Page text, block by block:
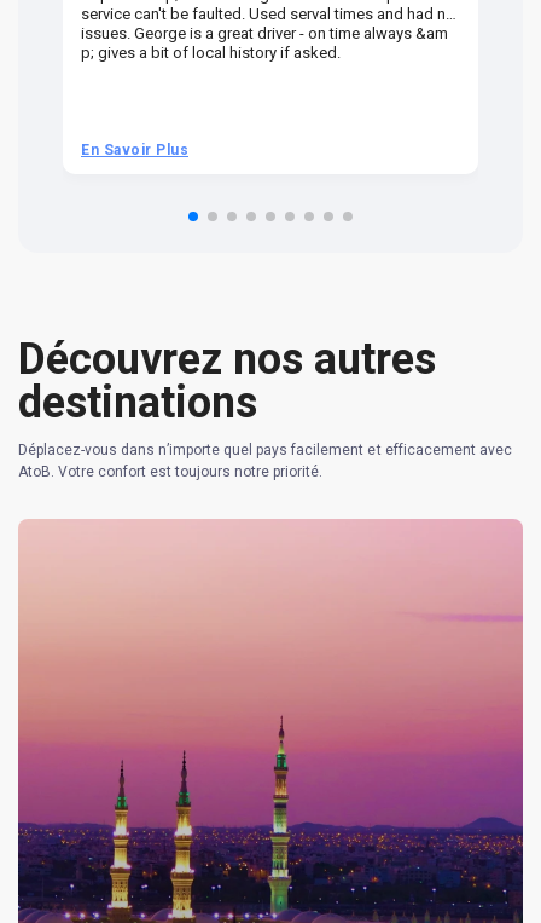
service can't be faulted. Used serval times and had no
issues. George is a great driver - on time always &am
p; gives a bit of local history if asked.
En Savoir Plus
Découvrez nos autres
destinations
Déplacez-vous dans n’importe quel pays facilement et efficacement avec
AtoB. Votre confort est toujours notre priorité.